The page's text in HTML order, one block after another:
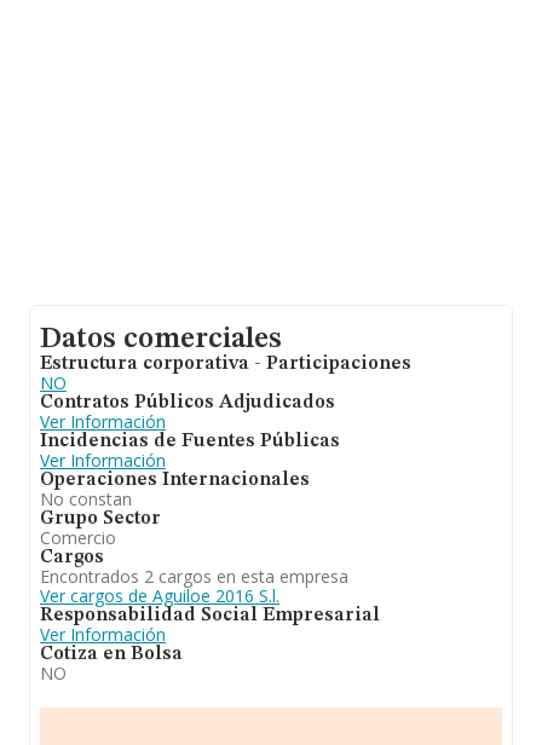
Datos comerciales
Estructura corporativa - Participaciones
NO
Contratos Públicos Adjudicados
Ver Información
Incidencias de Fuentes Públicas
Ver Información
Operaciones Internacionales
No constan
Grupo Sector
Comercio
Cargos
Encontrados 2 cargos en esta empresa
Ver cargos de Aguiloe 2016 S.l.
Responsabilidad Social Empresarial
Ver Información
Cotiza en Bolsa
NO